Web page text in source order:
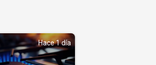
Hace 1 día